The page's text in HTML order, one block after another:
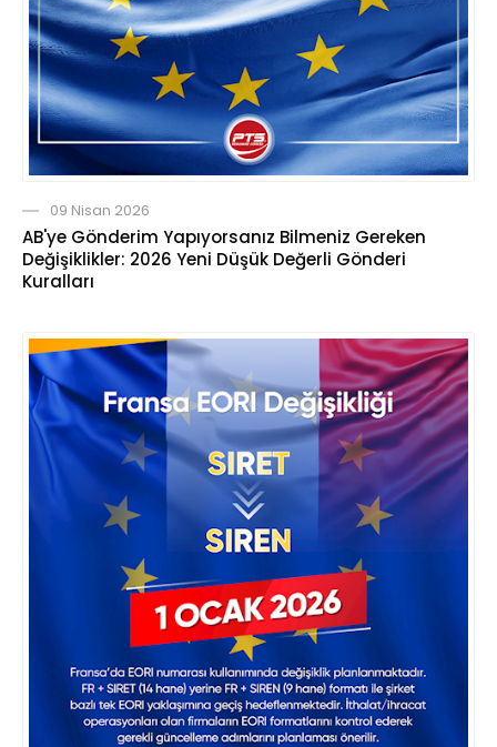
09 Nisan 2026
AB'ye Gönderim Yapıyorsanız Bilmeniz Gereken
Değişiklikler: 2026 Yeni Düşük Değerli Gönderi
Kuralları